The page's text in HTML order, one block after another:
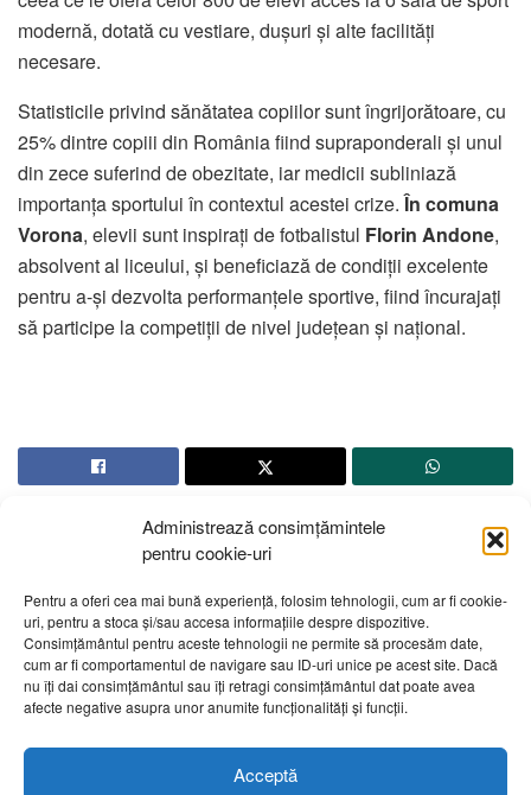
Administrează consimțămintele
pentru cookie-uri
Pentru a oferi cea mai bună experiență, folosim tehnologii, cum ar fi cookie-
uri, pentru a stoca și/sau accesa informațiile despre dispozitive.
Consimțământul pentru aceste tehnologii ne permite să procesăm date,
cum ar fi comportamentul de navigare sau ID-uri unice pe acest site. Dacă
nu îți dai consimțământul sau îți retragi consimțământul dat poate avea
afecte negative asupra unor anumite funcționalități și funcții.
Acceptă
modernă, dotată cu vestiare, dușuri și alte facilități
necesare.
Statisticile privind sănătatea copiilor sunt îngrijorătoare, cu
25% dintre copiii din România fiind supraponderali și unul
din zece suferind de obezitate, iar medicii subliniază
importanța sportului în contextul acestei crize.În comuna
Vorona, elevii sunt inspirați de fotbalistul Florin Andone,
absolvent al liceului, și beneficiază de condiții excelente
pentru a-și dezvolta performanțele sportive, fiind încurajați
să participe la competiții de nivel județean și național.
Despre noi Publicitate Contact
Politică de confidențialitate
Cod Deontologic
Grila de programe
Daca sunteti martorul unor evenimente importante vă rugăm
să ne contactați pe email:telembotosani.tv@gmail.com